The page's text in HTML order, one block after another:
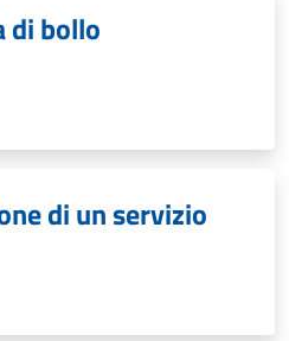
di bollo
di un servizio